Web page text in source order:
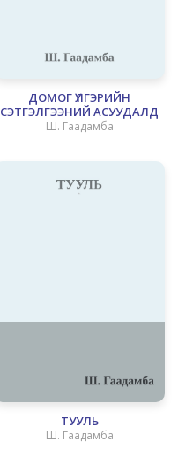
ДОМОГ ҮЛГЭРИЙН
СЭТГЭЛГЭЭНИЙ АСУУДАЛД
Ш. Гаадамба
ТУУЛЬ
Ш. Гаадамба